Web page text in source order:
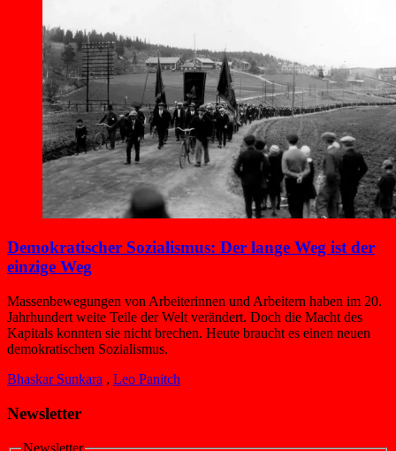
Demokratischer Sozialismus: Der lange Weg ist der
einzige Weg
Massenbewegungen von Arbeiterinnen und Arbeitern haben im 20.
Jahrhundert weite Teile der Welt verändert. Doch die Macht des
Kapitals konnten sie nicht brechen. Heute braucht es einen neuen
demokratischen Sozialismus.
Bhaskar Sunkara , Leo Panitch
Newsletter
Newsletter